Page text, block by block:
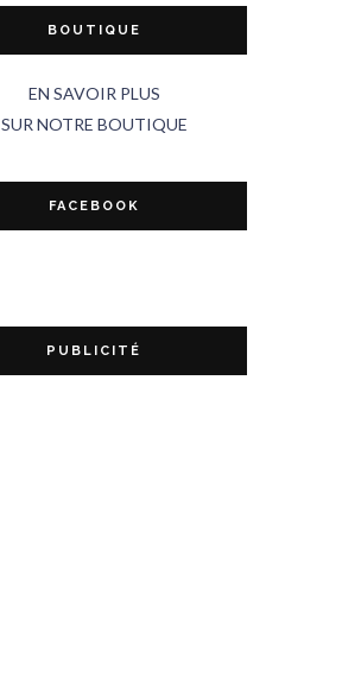
BOUTIQUE
EN SAVOIR PLUS
SUR NOTRE BOUTIQUE
FACEBOOK
PUBLICITÉ